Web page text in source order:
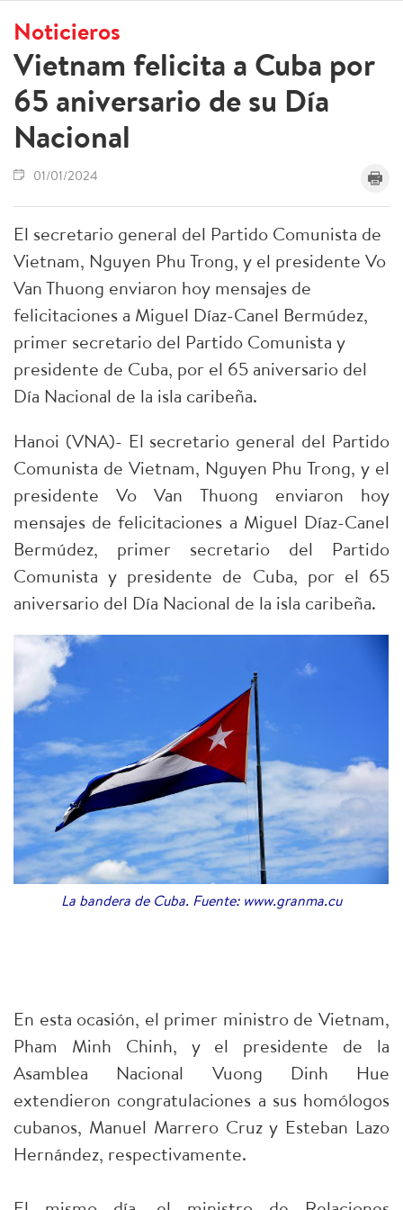
Noticieros
Vietnam felicita a Cuba por
65 aniversario de su Día
Nacional
01/01/2024
El secretario general del Partido Comunista de
Vietnam, Nguyen Phu Trong, y el presidente Vo
Van Thuong enviaron hoy mensajes de
felicitaciones a Miguel Díaz-Canel Bermúdez,
primer secretario del Partido Comunista y
presidente de Cuba, por el 65 aniversario del
Día Nacional de la isla caribeña.
Hanoi (VNA)- El secretario general del Partido
Comunista de Vietnam, Nguyen Phu Trong, y el
presidente Vo Van Thuong enviaron hoy
mensajes de felicitaciones a Miguel Díaz-Canel
Bermúdez, primer secretario del Partido
Comunista y presidente de Cuba, por el 65
aniversario del Día Nacional de la isla caribeña.
La bandera de Cuba. Fuente: www.granma.cu
En esta ocasión, el primer ministro de Vietnam,
Pham Minh Chinh, y el presidente de la
Asamblea Nacional Vuong Dinh Hue
extendieron congratulaciones a sus homólogos
cubanos, Manuel Marrero Cruz y Esteban Lazo
Hernández, respectivamente.